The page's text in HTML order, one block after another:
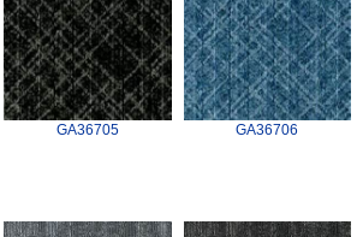
GA36705 GA36706